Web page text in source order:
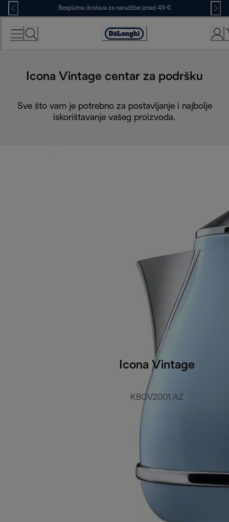
Skip
to
Content
Besplatna dostava za narudžbe iznad 49 €
Accessibility
Icona Vintage centar za podršku
Sve što vam je potrebno za postavljanje i najbolje
iskorištavanje vašeg proizvoda.
Icona Vintage
KBOV2001.AZ